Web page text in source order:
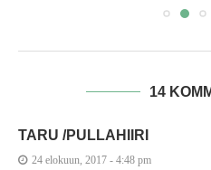
14
TARU /PULLAHIIRI
24 elokuun, 2017 - 4:48 pm